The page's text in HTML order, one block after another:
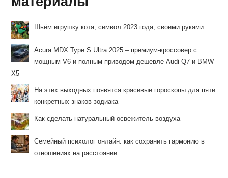
Шьём игрушку кота, символ 2023 года, своими руками
Acura MDX Type S Ultra 2025 – премиум-кроссовер с
мощным V6 и полным приводом дешевле Audi Q7 и BMW
X5
На этих выходных появятся красивые гороскопы для пяти
конкретных знаков зодиака
Как сделать натуральный освежитель воздуха
Семейный психолог онлайн: как сохранить гармонию в
отношениях на расстоянии